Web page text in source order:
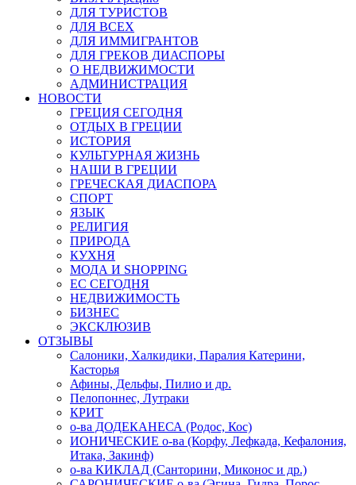
ДЛЯ ТУРИСТОВ
ДЛЯ ВСЕХ
ДЛЯ ИММИГРАНТОВ
ДЛЯ ГРЕКОВ ДИАСПОРЫ
О НЕДВИЖИМОСТИ
АДМИНИСТРАЦИЯ
НОВОСТИ
ГРЕЦИЯ СЕГОДНЯ
ОТДЫХ В ГРЕЦИИ
ИСТОРИЯ
КУЛЬТУРНАЯ ЖИЗНЬ
НАШИ В ГРЕЦИИ
ГРЕЧЕСКАЯ ДИАСПОРА
СПОРТ
ЯЗЫК
РЕЛИГИЯ
ПРИРОДА
КУХНЯ
МОДА И SHOPPING
ЕС СЕГОДНЯ
НЕДВИЖИМОСТЬ
БИЗНЕС
ЭКСКЛЮЗИВ
ОТЗЫВЫ
Салоники, Халкидики, Паралия Катерини,
Касторья
Афины, Дельфы, Пилио и др.
Пелопоннес, Лутраки
КРИТ
о-ва ДОДЕКАНЕСА (Родос, Кос)
ИОНИЧЕСКИЕ о-ва (Корфу, Лефкада, Кефалония,
Итака, Закинф)
о-ва КИКЛАД (Санторини, Миконос и др.)